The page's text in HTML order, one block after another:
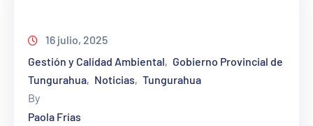
16 julio, 2025
Gestión y Calidad Ambiental‚ Gobierno Provincial de
Tungurahua‚ Noticias‚ Tungurahua
By
Paola Frías